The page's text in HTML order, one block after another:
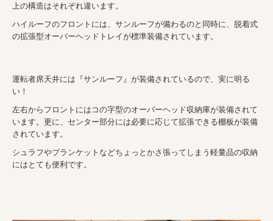
上の構造はそれぞれ違います。
ハイルーフのフロントには、サンルーフが備わるのと同時に、脱着式
の拡張型オーバーヘッドトレイが標準装備されています。
運転者席天井には『サンルーフ』が装備されているので、実に明る
い！
左右からフロントにはコの字型のオーバーヘッド収納庫が装備されて
います。更に、センター部分には必要に応じて拡張できる棚板が装備
されています。
シュラフやブランケットなどちょっとかさ張ってしまう軽量品の収納
にはとても便利です。